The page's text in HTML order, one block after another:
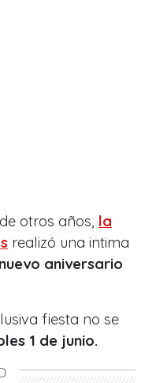
otros años, la
realizó una intima
aniversario
fiesta no se
1 de junio.